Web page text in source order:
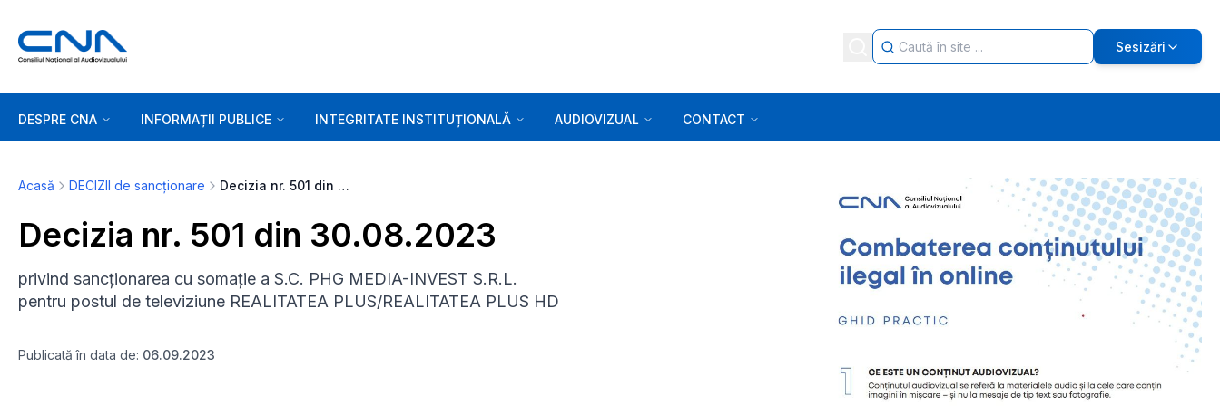
Sesizări
DESPRE CNA INFORMAȚII PUBLICE INTEGRITATE INSTITUȚIONALĂ AUDIOVIZUAL CONTACT
Acasă DECIZII de sancționare Decizia nr. 501 din 30.08.2023
Decizia nr. 501 din 30.08.2023
privind sancționarea cu somație a S.C. PHG MEDIA-INVEST S.R.L.
pentru postul de televiziune REALITATEA PLUS/REALITATEA PLUS HD
Publicată în data de: 06.09.2023